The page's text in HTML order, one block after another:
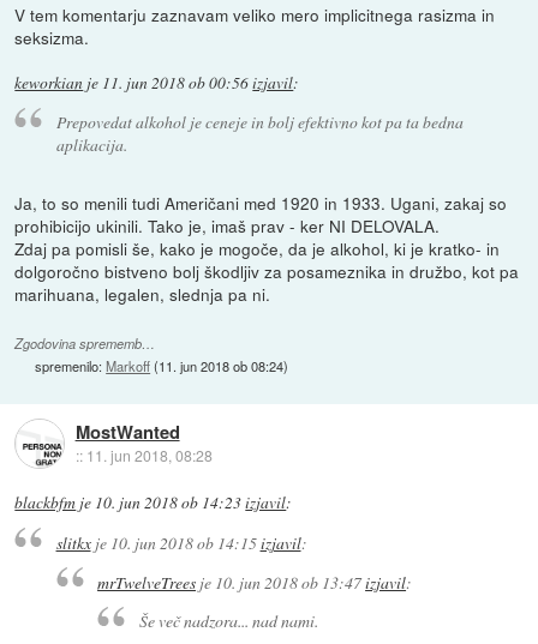
V tem komentarju zaznavam veliko mero implicitnega rasizma in
seksizma.
keworkian je 11. jun 2018 ob 00:56izjavil:
Prepovedat alkohol je ceneje in bolj efektivno kot pa ta bedna
aplikacija.
Ja, to so menili tudi Američani med 1920 in 1933. Ugani, zakaj so
prohibicijo ukinili. Tako je, imaš prav - ker NI DELOVALA.
Zdaj pa pomisli še, kako je mogoče, da je alkohol, ki je kratko- in
dolgoročno bistveno bolj škodljiv za posameznika in družbo, kot pa
marihuana, legalen, slednja pa ni.
Zgodovina sprememb…
spremenilo:Markoff(11. jun 2018 ob 08:24)
MostWanted
:: 11. jun 2018, 08:28
blackbfm je 10. jun 2018 ob 14:23izjavil:
slitkxje 10. jun 2018 ob 14:15izjavil:
mrTwelveTrees je 10. jun 2018 ob 13:47izjavil:
Še več nadzora... nad nami.